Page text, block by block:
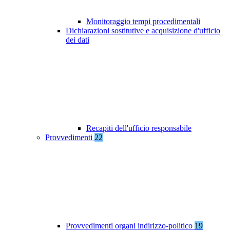
Monitoraggio tempi procedimentali
Dichiarazioni sostitutive e acquisizione d'ufficio
dei dati
Recapiti dell'ufficio responsabile
Provvedimenti 22
Provvedimenti organi indirizzo-politico 19